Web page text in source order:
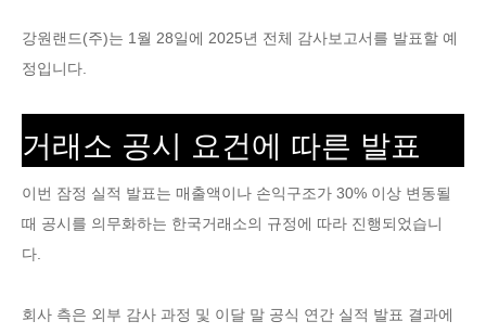
강원랜드(주)는 1월 28일에 2025년 전체 감사보고서를 발표할 예
정입니다.
거래소 공시 요건에 따른 발표
이번 잠정 실적 발표는 매출액이나 손익구조가 30% 이상 변동될
때 공시를 의무화하는 한국거래소의 규정에 따라 진행되었습니
다.
회사 측은 외부 감사 과정 및 이달 말 공식 연간 실적 발표 결과에